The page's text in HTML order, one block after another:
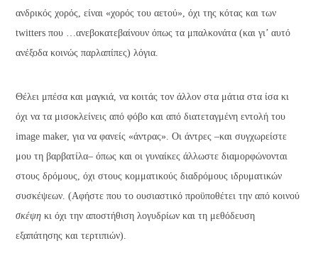
ανδρικός χορός, είναι «χορός του αετού», όχι της κότας και των
twitters που …ανεβοκατεβαίνουν όπως τα μπαλκονάτα (και γι’ αυτό
ανέξοδα κοινώς παρλαπίπες) λόγια.
Θέλει μπέσα και μαγκιά, να κοιτάς τον άλλον στα μάτια στα ίσα κι
όχι να τα μισοκλείνεις από φόβο και από διατεταγμένη εντολή του
image maker, για να φανείς «άντρας». Οι άντρες –και συγχωρείστε
μου τη βαρβατίλα– όπως και οι γυναίκες άλλωστε διαμορφώνονται
στους δρόμους, όχι στους κομματικούς διαδρόμους ιδρυματικών
συσκέψεων. (Αφήστε που το ουσιαστικό προϋποθέτει την από κοινού
σκέψη κι όχι την αποστήθιση λογυδρίων και τη μεθόδευση
εξαπάτησης και τερτιπιών).